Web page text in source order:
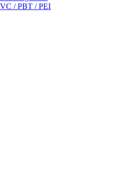
/ PBT / PEI